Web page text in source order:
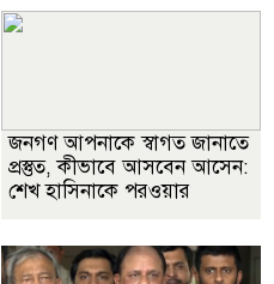
জনগণ আপনাকে স্বাগত জানাতে
প্রস্তুত, কীভাবে আসবেন আসেন:
শেখ হাসিনাকে পরওয়ার